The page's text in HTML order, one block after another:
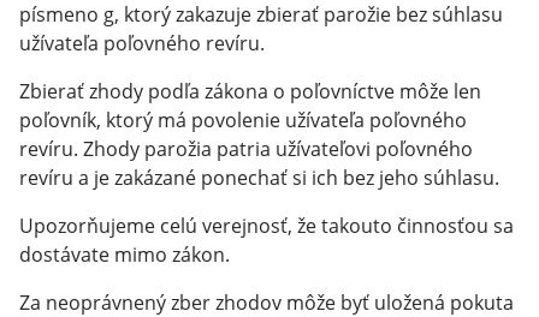
písmeno g, ktorý zakazuje zbierať parožie bez súhlasu
užívateľa poľovného revíru.
Zbierať zhody podľa zákona o poľovníctve môže len
poľovník, ktorý má povolenie užívateľa poľovného
revíru. Zhody parožia patria užívateľovi poľovného
revíru a je zakázané ponechať si ich bez jeho súhlasu.
Upozorňujeme celú verejnosť, že takouto činnosťou sa
dostávate mimo zákon.
Za neoprávnený zber zhodov môže byť uložená pokuta